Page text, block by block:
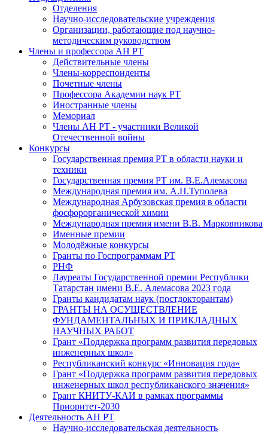
Отделения
Научно-исследовательские учреждения
Организации, работающие под научно-
методическим руководством
Члены и профессора АН РТ
Действительные члены
Члены-корреспонденты
Почетные члены
Профессора Академии наук РТ
Иностранные члены
Мемориал
Члены АН РТ - участники Великой
Отечественной войны
Конкурсы
Государственная премия РТ в области науки и
техники
Государственная премия РТ им. В.Е.Алемасова
Международная премия им. А.Н.Туполева
Международная Арбузовская премия в области
фосфорорганической химии
Международная премия имени В.В. Марковникова
Именные премии
Молодёжные конкурсы
Гранты по Госпрограммам РТ
РНФ
Лауреаты Государственной премии Республики
Татарстан имени В.Е. Алемасова 2023 года
Гранты кандидатам наук (постдокторантам)
ГРАНТЫ НА ОСУЩЕСТВЛЕНИЕ
ФУНДАМЕНТАЛЬНЫХ И ПРИКЛАДНЫХ
НАУЧНЫХ РАБОТ
Грант «Поддержка программ развития передовых
инженерных школ»
Республиканский конкурс «Инновация года»
Грант «Поддержка программ развития передовых
инженерных школ республиканского значения»
Грант КНИТУ-КАИ в рамках программы
Приоритет-2030
Деятельность АН РТ
Научно-исследовательская деятельность